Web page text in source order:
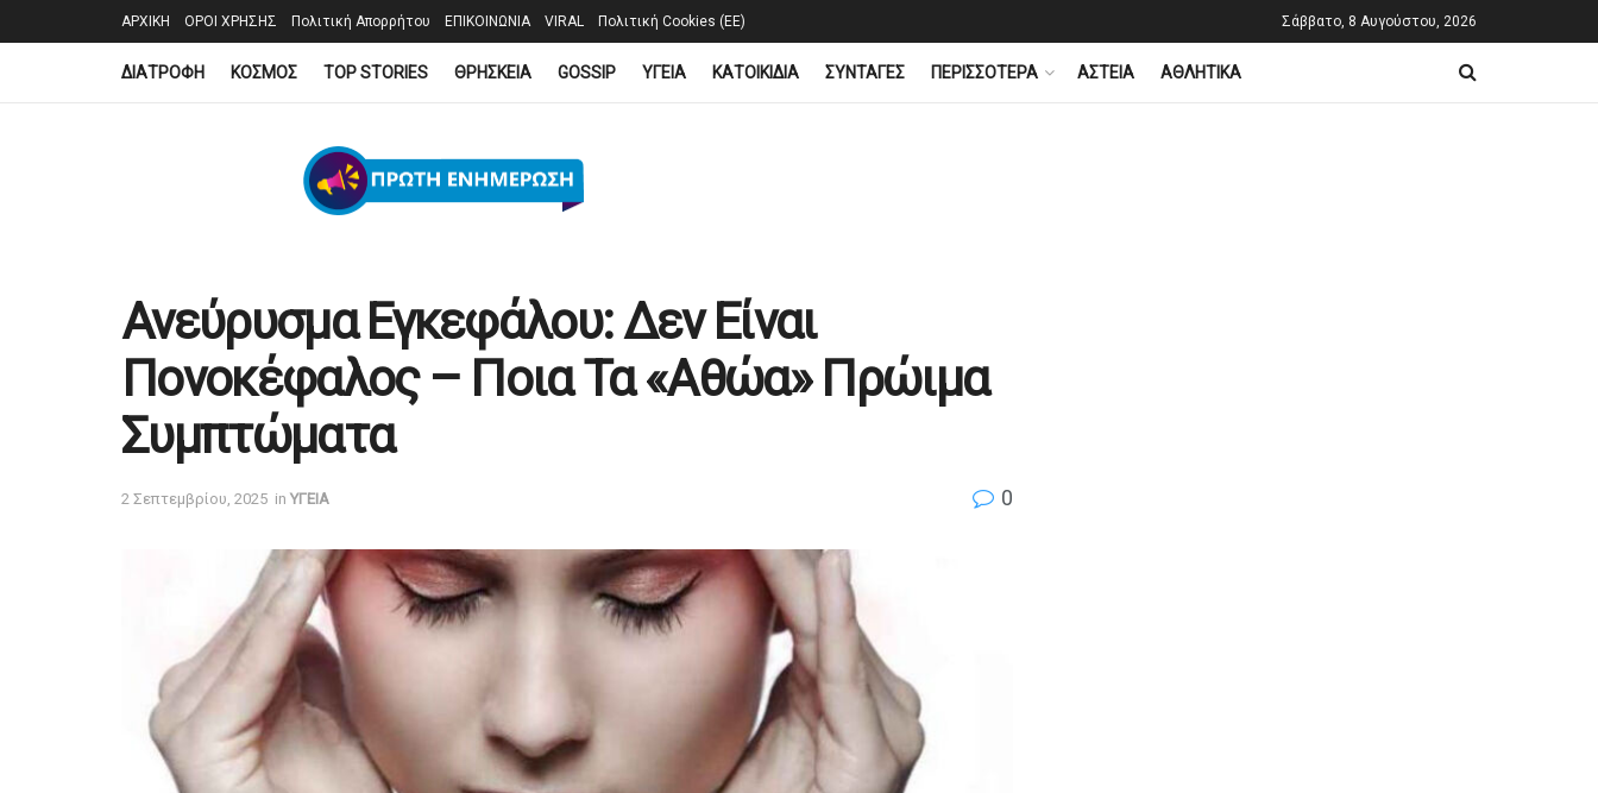
ΑΡΧΙΚΗ ΟΡΟΙ ΧΡΗΣΗΣ Πολιτική Απορρήτου ΕΠΙΚΟΙΝΩΝΙΑ VIRAL Πολιτική Cookies (ΕΕ) Σάββατο, 8 Αυγούστου, 2026
ΔΙΑΤΡΟΦΗ ΚΟΣΜΟΣ TOP STORIES ΘΡΗΣΚΕΙΑ GOSSIP YΓΕΙΑ ΚΑΤΟΙΚΙΔΙΑ ΣΥΝΤΑΓΕΣ ΠΕΡΙΣΣΟΤΕΡΑ ΑΣΤΕΙΑ ΑΘΛΗΤΙΚΑ
Ανεύρυσμα Εγκεφάλου: Δεν Είναι
Πονοκέφαλος – Ποια Τα «Αθώα» Πρώιμα
Συμπτώματα
2 Σεπτεμβρίου, 2025 in YΓΕΙΑ 0